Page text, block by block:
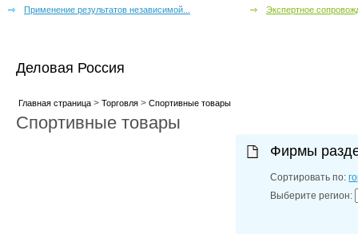
Применение результатов независимой...
Экспертное
Деловая Россия
Главная страница> Торговля> Спортивные товары
Спортивные товары
Фирмы
Сортировать по:
Выберите регион: